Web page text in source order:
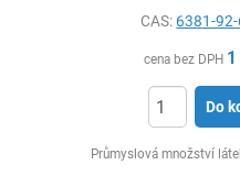
CAS:6381-92-
cena bez DPH
Do
Průmyslová množství